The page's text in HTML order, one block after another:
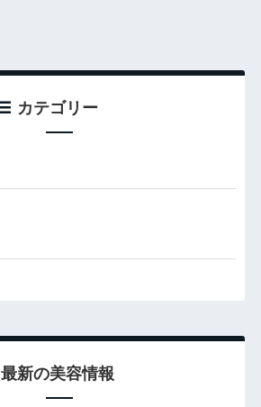
カテゴリー
最新の美容情報